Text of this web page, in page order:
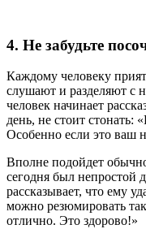
4. Не забудьте
Каждому человеку
слушают и разделяют с
человек начинает
день, не стоит стонать:
Особенно если это ваш
Вполне подойдет
сегодня был непростой
рассказывает, что ему
можно резюмировать
отлично. Это здорово!»